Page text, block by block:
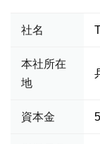
社名
本社所在
地
資本金